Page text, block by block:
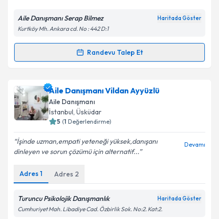
Kişisel verilerimin işlenmesine ilişkinAydınlatma
kapsamda işlenmesini kabul ediyorum.
Takvim Talebini Gönder
Aile Danışmanı Serap Bilmez Haritada Göster
Kurtköy Mh. Ankara cd. No : 442 D:1
Randevu Talep Et
Randevu Takvimi Talebi
Aile Danışmanı Serap Bilmeziçin randevu takvimi
talebi oluşturun. Size bu uzmandan randevu almanız
için bir takvim hazırlandığında e-posta ile
bilgilendireceğiz.
E-posta Adresiniz
Kişisel verilerimin işlenmesine ilişkinAydınlatma
Metni'ni okudum ve kişisel verilerimin belirtilen
kapsamda işlenmesini kabul ediyorum.
Aile Danışmanı Vildan Ayyüzlü
Aile Danışmanı
İstanbul, Üsküdar
5 (1 Değerlendirme)
İşinde uzman,empati yeteneği yüksek,danışanı
dinleyen ve sorun çözümü için alternatif...
Devamı
Adres 1 Adres 2
Turuncu Psikolojik Danışmanlık Haritada Göster
Cumhuriyet Mah. Libadiye Cad. Özbirlik Sok. No:2. Kat:2.